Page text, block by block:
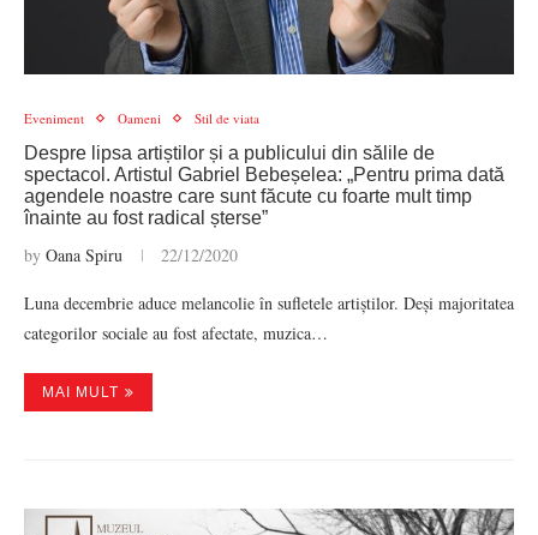
Eveniment Oameni Stil de viata
Despre lipsa artiștilor și a publicului din sălile de
spectacol. Artistul Gabriel Bebeșelea: „Pentru prima dată
agendele noastre care sunt făcute cu foarte mult timp
înainte au fost radical șterse”
by Oana Spiru 22/12/2020
Luna decembrie aduce melancolie în sufletele artiștilor. Deși majoritatea
categorilor sociale au fost afectate, muzica…
MAI MULT